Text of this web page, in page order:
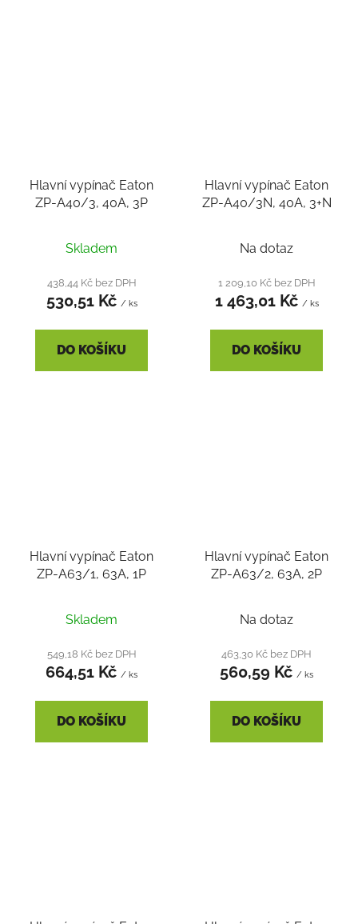
Hlavní vypínač Eaton
ZP-A40/3, 40A, 3P
Skladem
438,44 Kč bez DPH
530,51 Kč / ks
DO KOŠÍKU
Hlavní vypínač Eaton
ZP-A40/3N, 40A, 3+N
Na dotaz
1 209,10 Kč bez DPH
1 463,01 Kč / ks
DO KOŠÍKU
Hlavní vypínač Eaton
ZP-A63/1, 63A, 1P
Skladem
549,18 Kč bez DPH
664,51 Kč / ks
DO KOŠÍKU
Hlavní vypínač Eaton
ZP-A63/2, 63A, 2P
Na dotaz
463,30 Kč bez DPH
560,59 Kč / ks
DO KOŠÍKU